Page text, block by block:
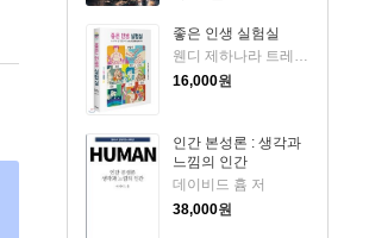
좋은 인생 실험실
웬디 제하나라 트레메인 저/황근하 역
16,000원
인간 본성론 : 생각과
느낌의 인간
데이비드 흄 저
38,000원